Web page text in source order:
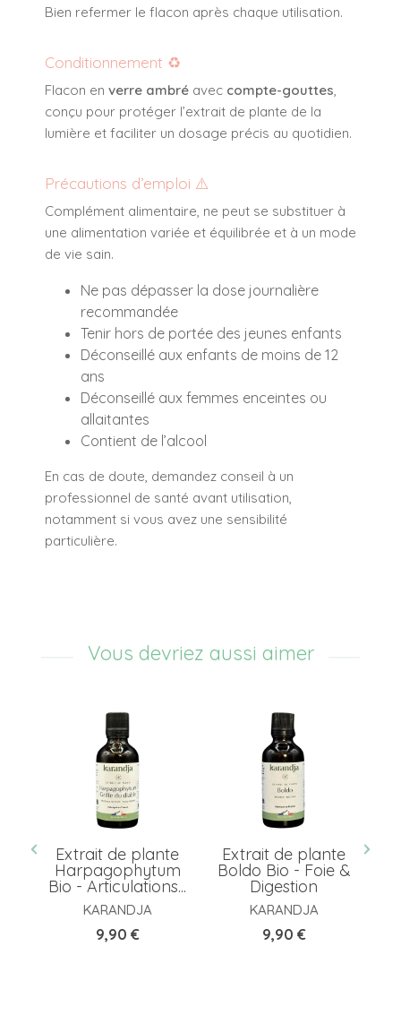
Bien refermer le flacon après chaque utilisation.
Conditionnement ♻️
Flacon en verre ambré avec compte-gouttes,
conçu pour protéger l’extrait de plante de la
lumière et faciliter un dosage précis au quotidien.
Précautions d’emploi ⚠️
Complément alimentaire, ne peut se substituer à
une alimentation variée et équilibrée et à un mode
de vie sain.
Ne pas dépasser la dose journalière
recommandée
Tenir hors de portée des jeunes enfants
Déconseillé aux enfants de moins de 12
ans
Déconseillé aux femmes enceintes ou
allaitantes
Contient de l’alcool
En cas de doute, demandez conseil à un
professionnel de santé avant utilisation,
notamment si vous avez une sensibilité
particulière.
Vous devriez aussi aimer
Extrait de plante
Harpagophytum
Bio - Articulations...
KARANDJA
Prix
9,90 €
Extrait de plante
Boldo Bio - Foie &
Digestion
KARANDJA
Prix
9,90 €